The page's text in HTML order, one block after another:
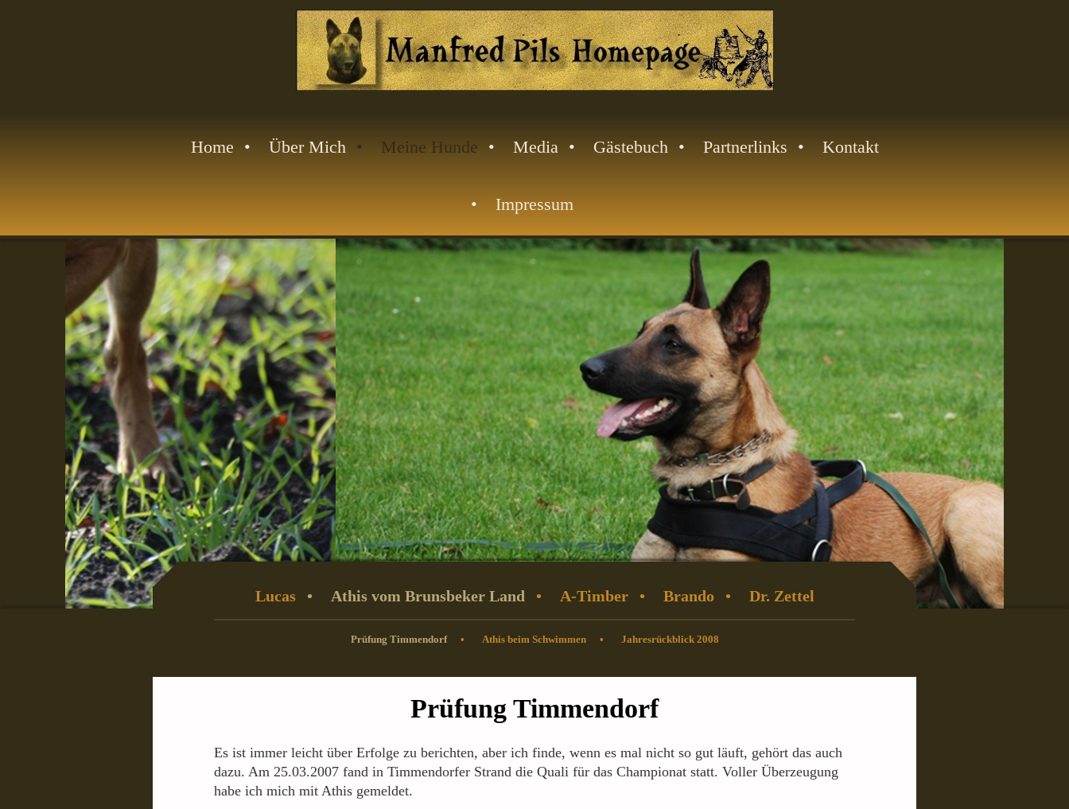
Home Über Mich Meine Hunde Media Gästebuch Partnerlinks Kontakt
Impressum
Lucas Athis vom Brunsbeker Land A-Timber Brando Dr. Zettel
Prüfung Timmendorf Athis beim Schwimmen Jahresrückblick 2008
Prüfung Timmendorf
Es ist immer leicht über Erfolge zu berichten, aber ich finde, wenn es mal nicht so gut läuft, gehört das auch
dazu. Am 25.03.2007 fand in Timmendorfer Strand die Quali für das Championat statt. Voller Überzeugung
habe ich mich mit Athis gemeldet.